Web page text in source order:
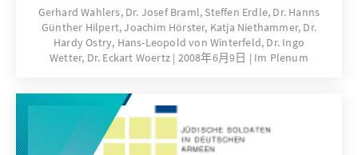
Aufmerksamkeit. Zentrale sicherheits-,
energie- und handelspolitische Interessen der
Weltpolitik kreuzen und überlagern sich auf
engstem Raum in vielfältiger Weise. Zugleich
befinden sich die Staaten der Golfregion
selbst in einem tiefgreifenden
gesellschaftlichen und wirtschaftlichen
Umbruch, der wiederum aufs Engste mit
Gerhard Wahlers, Dr. Josef Braml, Steffen Erdle, Dr. Hanns
Günther Hilpert, Joachim Hörster, Katja Niethammer, Dr.
Hardy Ostry, Hans-Leopold von Winterfeld, Dr. Ingo
Wetter, Dr. Eckart Woertz 2008年6月9日 Im Plenum